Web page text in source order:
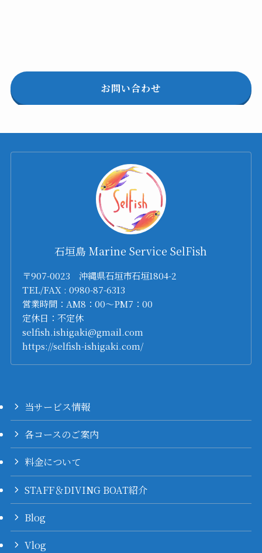
お問い合わせ
石垣島 Marine Service SelFish
〒907-0023 沖縄県石垣市石垣1804-2
TEL/FAX : 0980-87-6313
営業時間：AM8：00～PM7：00
定休日：不定休
selfish.ishigaki@gmail.com
https://selfish-ishigaki.com/
当サービス情報
各コースのご案内
料金について
STAFF＆DIVING BOAT紹介
Blog
Vlog